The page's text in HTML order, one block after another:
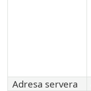
Adresa servera